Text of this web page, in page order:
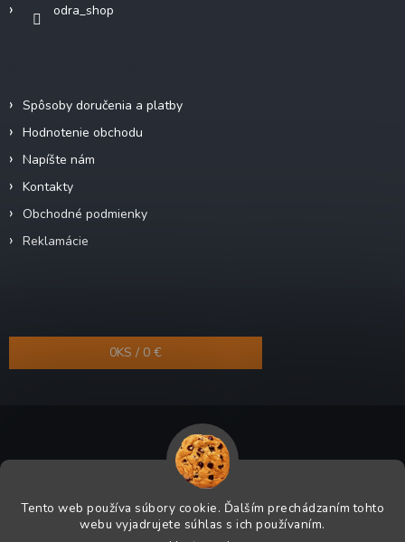
Tento web používa súbory cookie. Ďalším prechádzaním tohto
webu vyjadrujete súhlas s ich používaním.
odra_shop
Spôsoby doručenia a platby
Hodnotenie obchodu
Napíšte nám
Kontakty
Obchodné podmienky
Reklamácie
0KS / 0 €
Odra-shop.sk. Všetky práva vyhradené.
Grafický návrh vytvoril a na Shoptet implementoval Tomáš Hlad&
Shoptetak.cz.